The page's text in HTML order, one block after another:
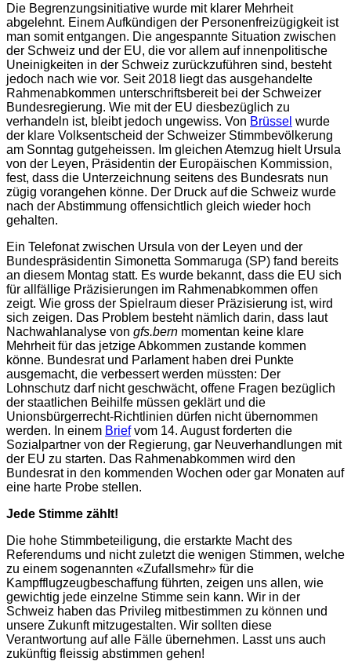
Die Begrenzungsinitiative wurde mit klarer Mehrheit
abgelehnt. Einem Aufkündigen der Personenfreizügigkeit ist
man somit entgangen. Die angespannte Situation zwischen
der Schweiz und der EU, die vor allem auf innenpolitische
Uneinigkeiten in der Schweiz zurückzuführen sind, besteht
jedoch nach wie vor. Seit 2018 liegt das ausgehandelte
Rahmenabkommen unterschriftsbereit bei der Schweizer
Bundesregierung. Wie mit der EU diesbezüglich zu
verhandeln ist, bleibt jedoch ungewiss. Von Brüssel wurde
der klare Volksentscheid der Schweizer Stimmbevölkerung
am Sonntag gutgeheissen. Im gleichen Atemzug hielt Ursula
von der Leyen, Präsidentin der Europäischen Kommission,
fest, dass die Unterzeichnung seitens des Bundesrats nun
zügig vorangehen könne. Der Druck auf die Schweiz wurde
nach der Abstimmung offensichtlich gleich wieder hoch
gehalten.
Ein Telefonat zwischen Ursula von der Leyen und der
Bundespräsidentin Simonetta Sommaruga (SP) fand bereits
an diesem Montag statt. Es wurde bekannt, dass die EU sich
für allfällige Präzisierungen im Rahmenabkommen offen
zeigt. Wie gross der Spielraum dieser Präzisierung ist, wird
sich zeigen. Das Problem besteht nämlich darin, dass laut
Nachwahlanalyse von gfs.bern momentan keine klare
Mehrheit für das jetzige Abkommen zustande kommen
könne. Bundesrat und Parlament haben drei Punkte
ausgemacht, die verbessert werden müssten: Der
Lohnschutz darf nicht geschwächt, offene Fragen bezüglich
der staatlichen Beihilfe müssen geklärt und die
Unionsbürgerrecht-Richtlinien dürfen nicht übernommen
werden. In einem Briefvom 14. August forderten die
Sozialpartner von der Regierung, gar Neuverhandlungen mit
der EU zu starten. Das Rahmenabkommen wird den
Bundesrat in den kommenden Wochen oder gar Monaten auf
eine harte Probe stellen.
Jede Stimme zählt!
Die hohe Stimmbeteiligung, die erstarkte Macht des
Referendums und nicht zuletzt die wenigen Stimmen, welche
zu einem sogenannten «Zufallsmehr» für die
Kampfflugzeugbeschaffung führten, zeigen uns allen, wie
gewichtig jede einzelne Stimme sein kann. Wir in der
Schweiz haben das Privileg mitbestimmen zu können und
unsere Zukunft mitzugestalten. Wir sollten diese
Verantwortung auf alle Fälle übernehmen. Lasst uns auch
zukünftig fleissig abstimmen gehen!